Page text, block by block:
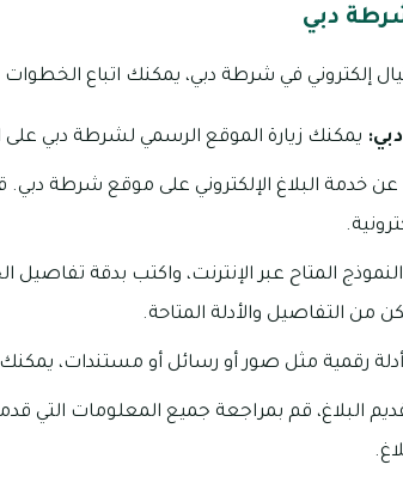
دبي
إلكتروني في شرطة دبي، يمكنك اتباع الخطوات
يمكنك زيارة الموقع الرسمي لشرطة دبي
خدمة البلاغ الإلكتروني على موقع شرطة دبي.
المتاح عبر الإنترنت، واكتب بدقة تفاصيل
من التفاصيل والأدلة المتاحة.
أدلة رقمية مثل صور أو رسائل أو مستندات،
البلاغ، قم بمراجعة جميع المعلومات